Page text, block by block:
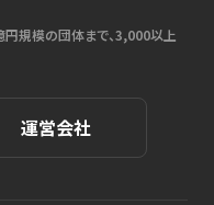
規模の団体まで、3,000以上
運営会社